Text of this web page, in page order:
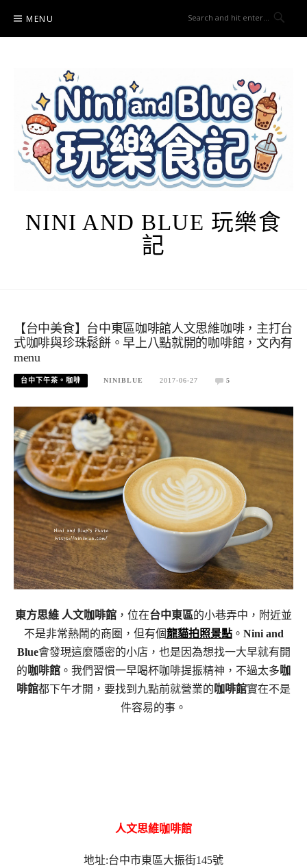
content
MENU
NINI AND BLUE 玩樂食
記
【台中美食】台中東區咖啡館人文思維咖啡，主打台
式咖啡與珍珠鬆餅。早上八點就開的咖啡館，文內有
menu
台中下午茶。咖啡 NINIBLUE 2017-06-27 5
東方思維 人文咖啡館 ，位在台中東區的小巷弄中，附近並
不是非常熱鬧的商圈，但有個龍貓拍照景點。 Nini and
Blue會發現這麼隱密的小店，也是因為想找一大早就有開
的咖啡館 。我們習慣一早喝杯咖啡提振精神，不過太多咖
啡館都下午才開，要找到九點前就營業的咖啡館實在不是
件容易的事。
人文思維咖啡館
地址:台中市東區大振街145號